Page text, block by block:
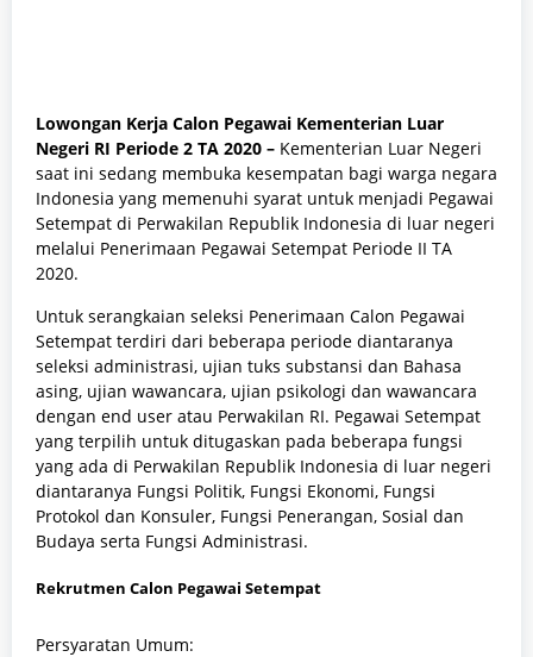
Lowongan Kerja Calon Pegawai Kementerian Luar
Negeri RI Periode 2 TA 2020 – Kementerian Luar Negeri
saat ini sedang membuka kesempatan bagi warga negara
Indonesia yang memenuhi syarat untuk menjadi Pegawai
Setempat di Perwakilan Republik Indonesia di luar negeri
melalui Penerimaan Pegawai Setempat Periode II TA
2020.
Untuk serangkaian seleksi Penerimaan Calon Pegawai
Setempat terdiri dari beberapa periode diantaranya
seleksi administrasi, ujian tuks substansi dan Bahasa
asing, ujian wawancara, ujian psikologi dan wawancara
dengan end user atau Perwakilan RI. Pegawai Setempat
yang terpilih untuk ditugaskan pada beberapa fungsi
yang ada di Perwakilan Republik Indonesia di luar negeri
diantaranya Fungsi Politik, Fungsi Ekonomi, Fungsi
Protokol dan Konsuler, Fungsi Penerangan, Sosial dan
Budaya serta Fungsi Administrasi.
Rekrutmen Calon Pegawai Setempat
Persyaratan Umum: